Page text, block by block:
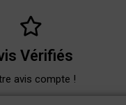
Vérifiés
avis compte !